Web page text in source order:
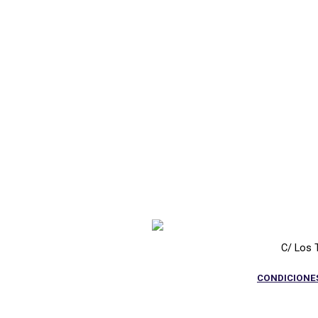
C/ Los